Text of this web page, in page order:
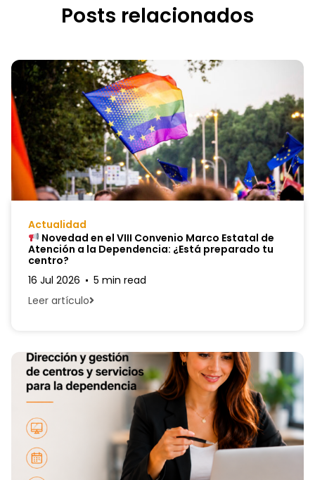
Posts relacionados
Actualidad
Novedad en el VIII Convenio Marco Estatal de
Atención a la Dependencia: ¿Está preparado tu
centro?
16 Jul 2026
5 min read
Leer artículo